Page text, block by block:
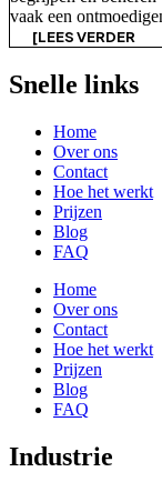
vaak een
jaarrekeningen tot
onderdeel van de
naleving van
[LEES VERDER
Snelle links
Home
Over ons
Contact
Hoe het werkt
Prijzen
Blog
FAQ
Home
Over ons
Contact
Hoe het werkt
Prijzen
Blog
FAQ
Industrie